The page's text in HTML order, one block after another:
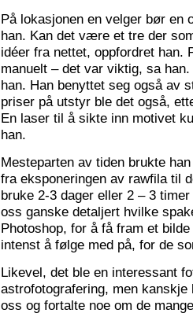
På lokasjonen en velger bør en
han. Kan det være et tre der
idéer fra nettet, oppfordret han.
manuelt – det var viktig, sa
han. Han benyttet seg også av
priser på utstyr ble det også,
En laser til å sikte inn motivet
han.
Mesteparten av tiden brukte
fra eksponeringen av rawfila til
bruke 2-3 dager eller 2 – 3
oss ganske detaljert hvilke
Photoshop, for å få fram et
intenst å følge med på, for de
Likevel, det ble en interessant
astrofotografering, men
oss og fortalte noe om de